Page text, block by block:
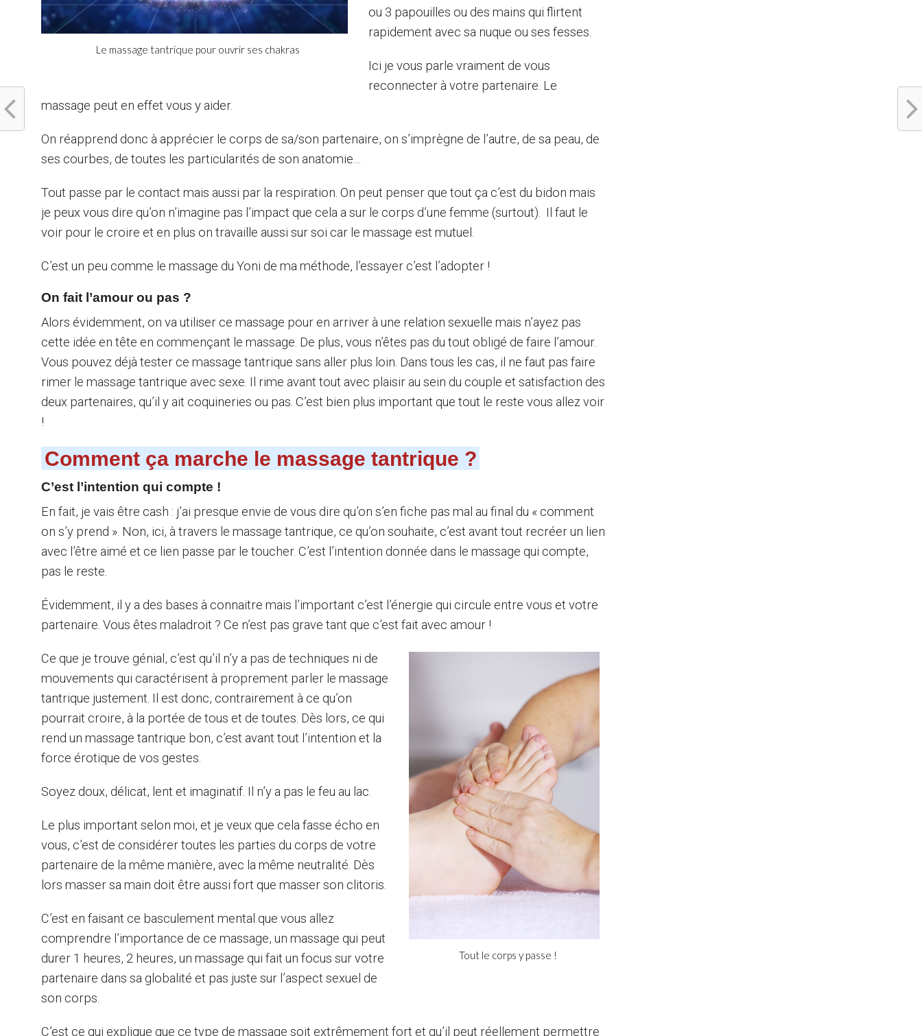
Le massage tantrique pour ouvrir ses chakras
ou 3 papouilles ou des mains qui flirtent
rapidement avec sa nuque ou ses fesses.
Ici je vous parle vraiment de vous
reconnecter à votre partenaire. Le
massage peut en effet vous y aider.
On réapprend donc à apprécier le corps de sa/son partenaire, on s’imprègne de l’autre, de sa peau, de
ses courbes, de toutes les particularités de son anatomie…
Tout passe par le contact mais aussi par la respiration. On peut penser que tout ça c’est du bidon mais
je peux vous dire qu’on n’imagine pas l’impact que cela a sur le corps d’une femme (surtout). Il faut le
voir pour le croire et en plus on travaille aussi sur soi car le massage est mutuel.
C’est un peu comme le massage du Yoni de ma méthode, l’essayer c’est l’adopter !
On fait l’amour ou pas ?
Alors évidemment, on va utiliser ce massage pour en arriver à une relation sexuelle mais n’ayez pas
cette idée en tête en commençant le massage. De plus, vous n’êtes pas du tout obligé de faire l’amour.
Vous pouvez déjà tester ce massage tantrique sans aller plus loin. Dans tous les cas, il ne faut pas faire
rimer le massage tantrique avec sexe. Il rime avant tout avec plaisir au sein du couple et satisfaction des
deux partenaires, qu’il y ait coquineries ou pas. C’est bien plus important que tout le reste vous allez voir
!
Comment ça marche le massage tantrique ?
C’est l’intention qui compte !
En fait, je vais être cash : j’ai presque envie de vous dire qu’on s’en fiche pas mal au final du « comment
on s’y prend ». Non, ici, à travers le massage tantrique, ce qu’on souhaite, c’est avant tout recréer un lien
avec l’être aimé et ce lien passe par le toucher. C’est l’intention donnée dans le massage qui compte,
pas le reste.
Évidemment, il y a des bases à connaitre mais l’important c’est l’énergie qui circule entre vous et votre
partenaire. Vous êtes maladroit ? Ce n’est pas grave tant que c’est fait avec amour !
Tout le corps y passe !
Ce que je trouve génial, c’est qu’il n’y a pas de techniques ni de
mouvements qui caractérisent à proprement parler le massage
tantrique justement. Il est donc, contrairement à ce qu’on
pourrait croire, à la portée de tous et de toutes. Dès lors, ce qui
rend un massage tantrique bon, c’est avant tout l’intention et la
force érotique de vos gestes.
Soyez doux, délicat, lent et imaginatif. Il n’y a pas le feu au lac.
Le plus important selon moi, et je veux que cela fasse écho en
vous, c’est de considérer toutes les parties du corps de votre
partenaire de la même manière, avec la même neutralité. Dès
lors masser sa main doit être aussi fort que masser son clitoris.
C’est en faisant ce basculement mental que vous allez
comprendre l’importance de ce massage, un massage qui peut
durer 1 heures, 2 heures, un massage qui fait un focus sur votre
partenaire dans sa globalité et pas juste sur l’aspect sexuel de
son corps.
C’est ce qui explique que ce type de massage soit extrêmement fort et qu’il peut réellement permettre